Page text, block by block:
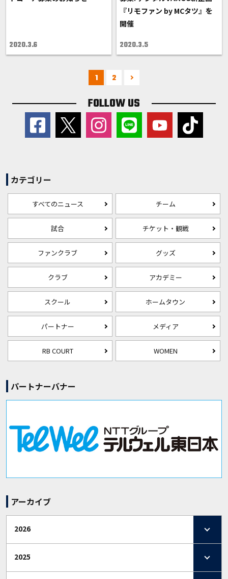
2020.3.6
『リモファン by MCタツ』を
開催
2020.3.5
1 2
FOLLOW US
カテゴリー
すべてのニュース チーム
試合 チケット・観戦
ファンクラブ グッズ
クラブ アカデミー
スクール ホームタウン
パートナー メディア
RB COURT WOMEN
パートナーバナー
アーカイブ
2026
2025